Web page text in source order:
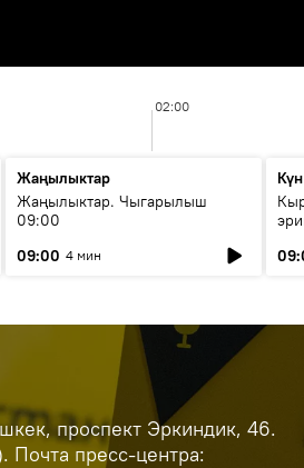
02:00
Жаңылыктар
Жаңылыктар. Чыгарылыш
09:00
09:00 4 мин
проспект Эркиндик, 46.
пресс-центра: